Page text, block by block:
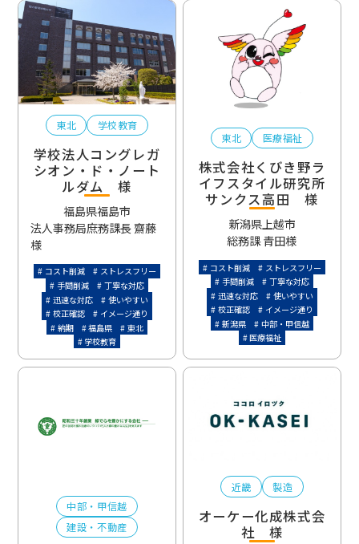
東北 学校教育
学校法人コングレガ
シオン・ド・ノート
ルダム 様
福島県福島市
法人事務局庶務課長 齋藤
様
コスト削減
ストレスフリー
手間削減
丁寧な対応
迅速な対応
使いやすい
校正確認
イメージ通り
納期
福島県
東北
学校教育
東北 医療福祉
株式会社くびき野ラ
イフスタイル研究所
サンクス高田 様
新潟県上越市
総務課 青田様
コスト削減
ストレスフリー
手間削減
丁寧な対応
迅速な対応
使いやすい
校正確認
イメージ通り
新潟県
中部・甲信越
医療福祉
中部・甲信越
建設・不動産
近畿 製造
オーケー化成株式会
社 様